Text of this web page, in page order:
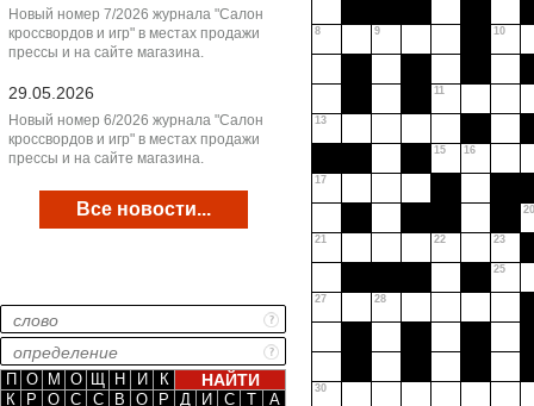
Новый номер 7/2026 журнала "Салон
кроссвордов и игр" в местах продажи
прессы и на сайте магазина.
29.05.2026
Новый номер 6/2026 журнала "Салон
кроссвордов и игр" в местах продажи
прессы и на сайте магазина.
Все новости...
П О М О Щ Н И
К
К
Р О С С В О Р Д И С Т А
8 9 10
11
13
15 16
17
20
21 22 23
25
27 28
30